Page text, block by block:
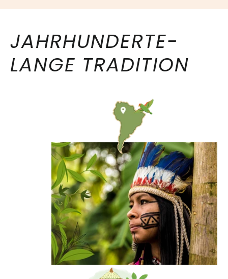
JAHRHUNDERTE-
LANGE TRADITION